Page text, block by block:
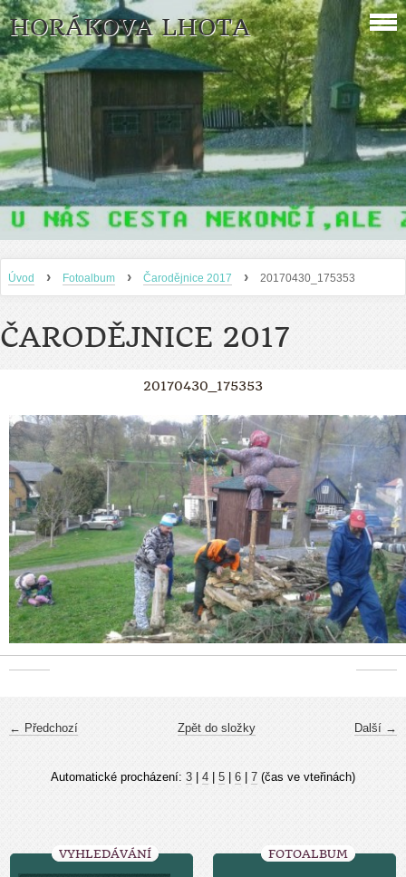
HORÁKOVA LHOTA
Úvod › Fotoalbum › Čarodějnice 2017 › 20170430_175353
ČARODĚJNICE 2017
20170430_175353
← Předchozí Další →
Zpět do složky
Automatické procházení: 3 4 5 6 7 (čas ve vteřinách)
VYHLEDÁVÁNÍ FOTOALBUM